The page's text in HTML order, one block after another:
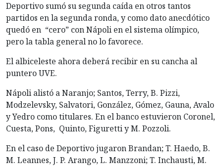
Deportivo sumó su segunda caída en otros tantos
partidos en la segunda ronda, y como dato anecdótico
quedó en “cero” con Nápoli en el sistema olímpico,
pero la tabla general no lo favorece.
El albiceleste ahora deberá recibir en su cancha al
puntero UVE.
Nápoli alistó a Naranjo; Santos, Terry, B. Pizzi,
Modzelevsky, Salvatori, González, Gómez, Gauna, Avalo
y Yedro como titulares. En el banco estuvieron Coronel,
Cuesta, Pons, Quinto, Figuretti y M. Pozzoli.
En el caso de Deportivo jugaron Brandan; T. Haedo, B.
M. Leannes, J. P. Arango, L. Manzzoni; T. Inchausti, M.